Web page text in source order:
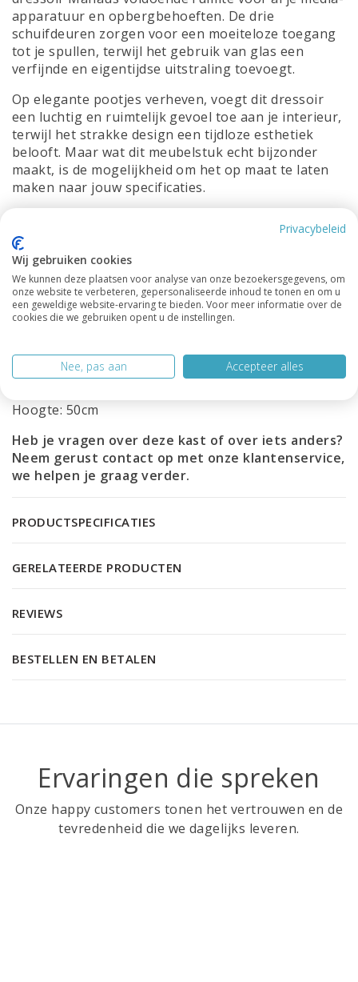
apparatuur en opbergbehoeften. De drie
schuifdeuren zorgen voor een moeiteloze toegang
tot je spullen, terwijl het gebruik van glas een
verfijnde en eigentijdse uitstraling toevoegt.
Op elegante pootjes verheven, voegt dit dressoir
een luchtig en ruimtelijk gevoel toe aan je interieur,
terwijl het strakke design een tijdloze esthetiek
belooft. Maar wat dit meubelstuk echt bijzonder
maakt, is de mogelijkheid om het op maat te laten
maken naar jouw specificaties.
uitgebreid scala aan RAL- en NCS-kleuren, zodat het
naadloos aansluit bij jouw interieurstijl. Creëer een
ruimte die zowel functioneel als esthetisch
bevredigend is met dit prachtige dressoir.
Afmetingen:
Diepte: 50cm
Hoogte: 50cm
Heb je vragen over deze kast of over iets anders?
Neem gerust contact op met onze klantenservice,
we helpen je graag verder.
PRODUCTSPECIFICATIES
GERELATEERDE PRODUCTEN
REVIEWS
BESTELLEN EN BETALEN
Ervaringen die spreken
Onze happy customers tonen het vertrouwen en de
tevredenheid die we dagelijks leveren.
Privacybeleid
Wij gebruiken cookies
We kunnen deze plaatsen voor analyse van onze bezoekersgegevens, om
onze website te verbeteren, gepersonaliseerde inhoud te tonen en om u
een geweldige website-ervaring te bieden. Voor meer informatie over de
cookies die we gebruiken opent u de instellingen.
Nee, pas aan Accepteer alles